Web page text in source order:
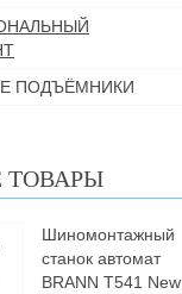
ПОДЪЁМНИКИ
Шиномонтажный
станок автомат
BRANN Т541 New